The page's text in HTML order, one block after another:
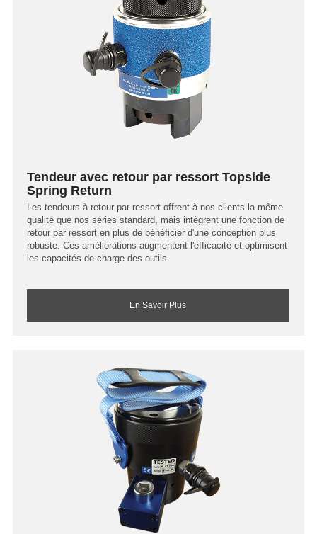
Tendeur avec retour par ressort Topside
Spring Return
Les tendeurs à retour par ressort offrent à nos clients la même
qualité que nos séries standard, mais intègrent une fonction de
retour par ressort en plus de bénéficier d'une conception plus
robuste. Ces améliorations augmentent l'efficacité et optimisent
les capacités de charge des outils.
En Savoir Plus